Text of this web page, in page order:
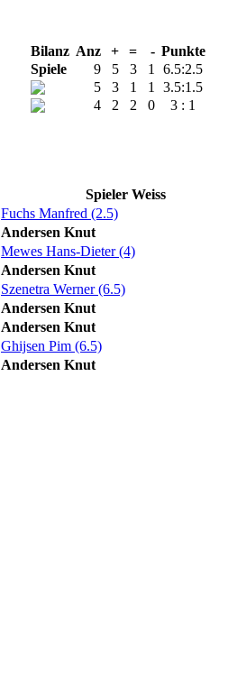
Bilanz Anz + = - Punkte
Spiele 9 5 3 1
6.5:2.5
5 3 1 1
3.5:1.5
4 2 2 0
3 : 1
Spieler Weiss
Fuchs Manfred (2.5)
Andersen Knut
Mewes Hans-Dieter (4)
Andersen Knut
Szenetra Werner (6.5)
Andersen Knut
Andersen Knut
Ghijsen Pim (6.5)
Andersen Knut